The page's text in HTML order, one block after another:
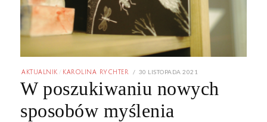
AKTUALNIK KAROLINA RYCHTER
POSTED
30 LISTOPADA 2021
GRUDNIA
2021
W poszukiwaniu nowych
sposobów myślenia